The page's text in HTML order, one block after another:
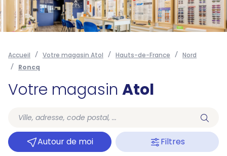
Accueil Votre magasin Atol Hauts-de-France
Nord
Roncq
Votre magasin Atol
Autour de moi Filtres